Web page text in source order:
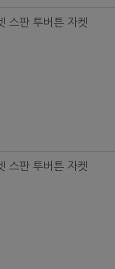
스판 투버튼 자켓
스판 투버튼 자켓